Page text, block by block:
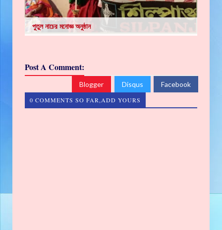
পুতুল নাচের মনোজ্ঞ অনুষ্ঠান
Post A Comment:
Blogger Disqus Facebook
0 COMMENTS SO FAR,ADD YOURS